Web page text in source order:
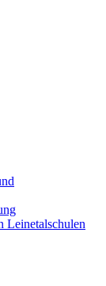
Leinetalschulen